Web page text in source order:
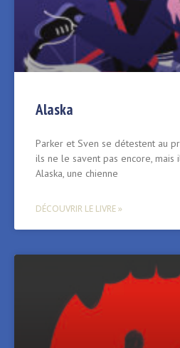
Alaska
Parker et Sven se détestent au
ils ne le savent pas encore, mais
Alaska, une chienne
DÉCOUVRIR LE LIVRE »